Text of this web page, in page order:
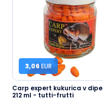
3,06EUR
Carp expert kukurica v dipe
212 ml - tutti-frutti